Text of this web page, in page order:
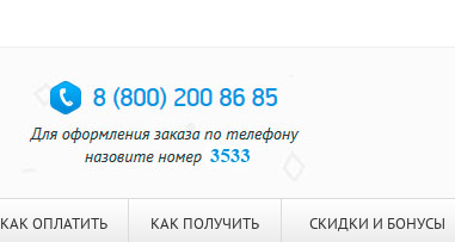
КАК ОПЛАТИТЬ КАК ПОЛУЧИТЬ СКИДКИ И БОНУСЫ